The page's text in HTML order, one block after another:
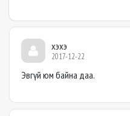
хэхэ
2017-12-22
Эвгүй юм байна даа.